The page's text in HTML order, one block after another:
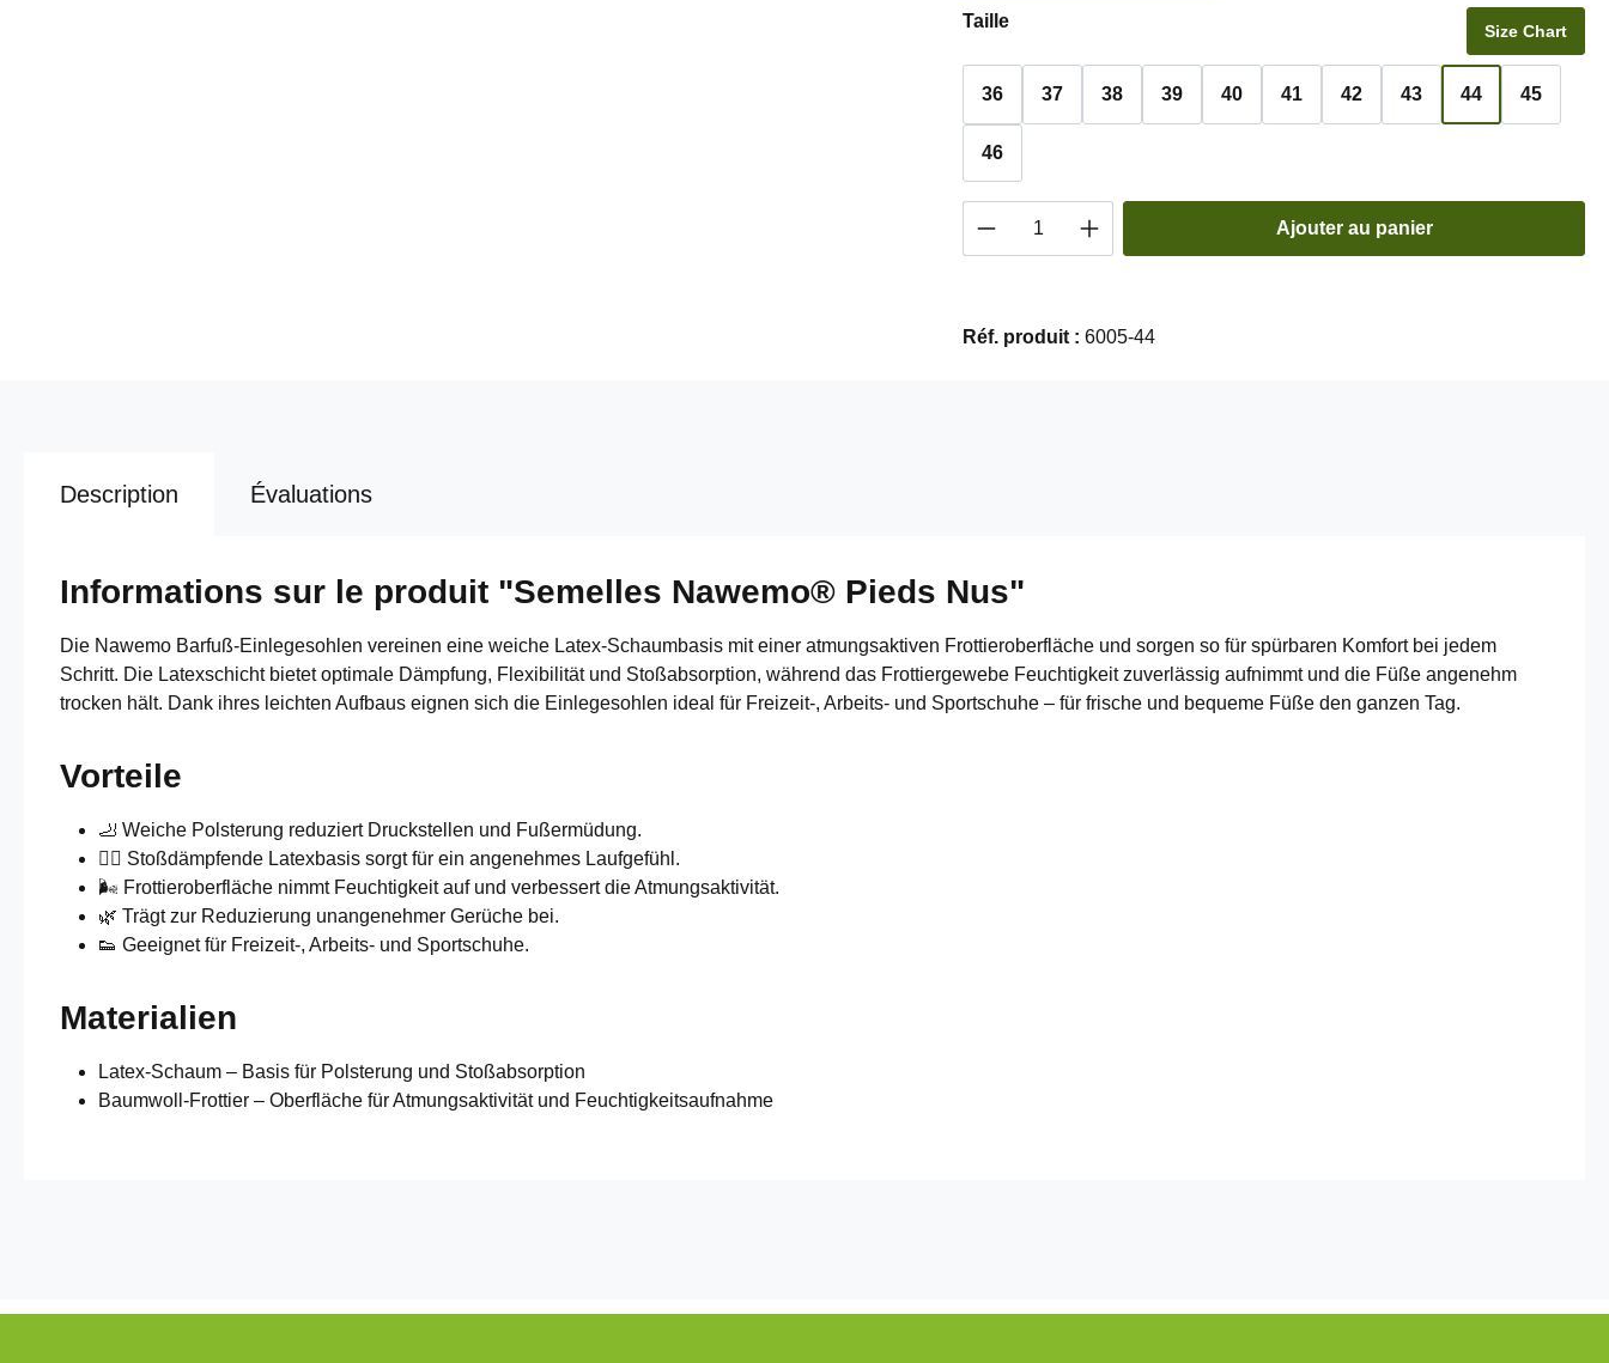
Sélectionnez
Taille Size Chart
36 37 38 39 40 41 42 43 44 45
46
Quantité de produit : Entrez la quantité souhaitée
Ajouter au panier
Réf. produit : 6005-44
Description Évaluations
Informations sur le produit "Semelles Nawemo® Pieds Nus"
Die Nawemo Barfuß-Einlegesohlen vereinen eine weiche Latex-Schaumbasis mit einer atmungsaktiven Frottieroberfläche und sorgen so für spürbaren Komfort bei jedem
Schritt. Die Latexschicht bietet optimale Dämpfung, Flexibilität und Stoßabsorption, während das Frottiergewebe Feuchtigkeit zuverlässig aufnimmt und die Füße angenehm
trocken hält. Dank ihres leichten Aufbaus eignen sich die Einlegesohlen ideal für Freizeit-, Arbeits- und Sportschuhe – für frische und bequeme Füße den ganzen Tag.
Vorteile
🦶 Weiche Polsterung reduziert Druckstellen und Fußermüdung.
🚶‍♀️ Stoßdämpfende Latexbasis sorgt für ein angenehmes Laufgefühl.
🌬️ Frottieroberfläche nimmt Feuchtigkeit auf und verbessert die Atmungsaktivität.
🌿 Trägt zur Reduzierung unangenehmer Gerüche bei.
👟 Geeignet für Freizeit-, Arbeits- und Sportschuhe.
Materialien
Latex-Schaum – Basis für Polsterung und Stoßabsorption
Baumwoll-Frottier – Oberfläche für Atmungsaktivität und Feuchtigkeitsaufnahme